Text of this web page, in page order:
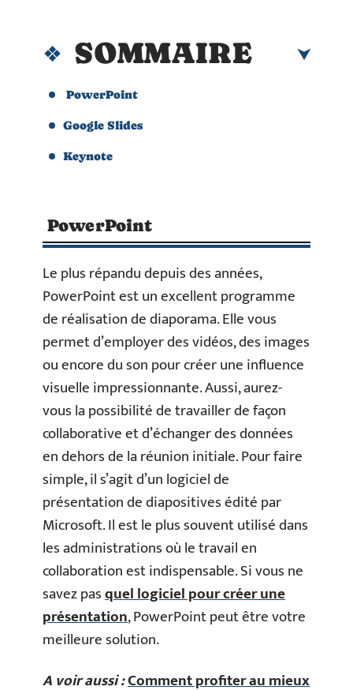
SOMMAIRE
PowerPoint
Google Slides
Keynote
PowerPoint
Le plus répandu depuis des années,
PowerPoint est un excellent programme
de réalisation de diaporama. Elle vous
permet d’employer des vidéos, des images
ou encore du son pour créer une influence
visuelle impressionnante. Aussi, aurez-
vous la possibilité de travailler de façon
collaborative et d’échanger des données
en dehors de la réunion initiale. Pour faire
simple, il s’agit d’un logiciel de
présentation de diapositives édité par
Microsoft. Il est le plus souvent utilisé dans
les administrations où le travail en
collaboration est indispensable. Si vous ne
savez pasquel logiciel pour créer une
présentation, PowerPoint peut être votre
meilleure solution.
A voir aussi :Comment profiter au mieux